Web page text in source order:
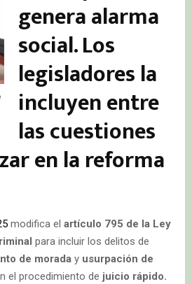
genera alarma
social. Los
legisladores la
incluyen entre
las cuestiones
en la reforma
modifica el artículo 795 de la Ley
para incluir los delitos de
de morada y usurpación de
el procedimiento de juicio rápido.